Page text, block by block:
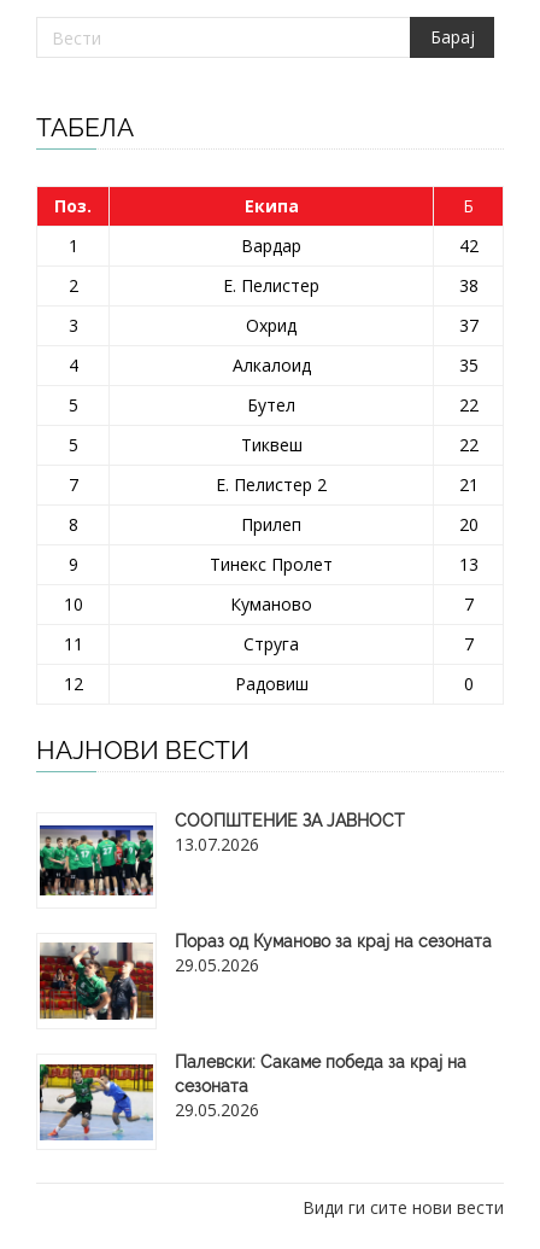
ТАБЕЛА
Поз. Екипа
Б
1
Вардар
42
2
Е. Пелистер
38
3
Охрид
37
4
Алкалоид
35
5
Бутел
22
5
Тиквеш
22
7
Е. Пелистер 2
21
8
Прилеп
20
9
Тинекс Пролет
13
10
Куманово
7
11
Струга
7
12
Радовиш 0
НАЈНОВИ ВЕСТИ
СООПШТЕНИЕ ЗА ЈАВНОСТ
13.07.2026
Пораз од Куманово за крај на сезоната
29.05.2026
​Палевски: Сакаме победа за крај на
сезоната
29.05.2026
Види ги сите нови вести